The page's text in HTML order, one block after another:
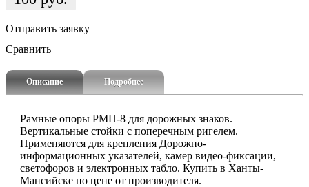
Отправить заявку
Сравнить
Описание Подробнее
Рамные опоры РМП-8 для дорожных знаков.
Вертикальные стойки с поперечным ригелем.
Применяются для крепления Дорожно-
информационных указателей, камер видео-фиксации,
светофоров и электронных табло. Купить в Ханты-
Мансийске по цене от производителя.